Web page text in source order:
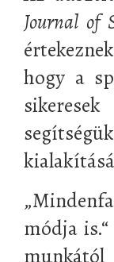
Journal of
hogy a
módja